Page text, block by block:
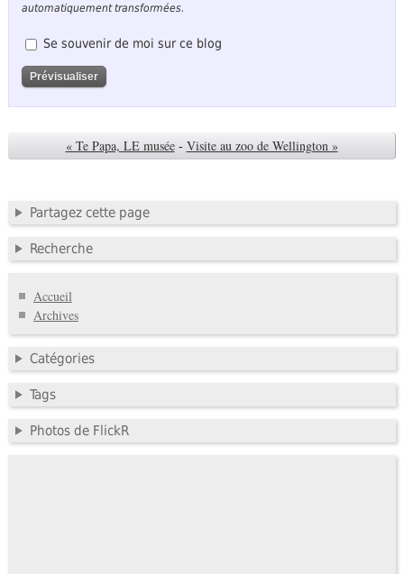
automatiquement transformées.
Se souvenir de moi sur ce blog
« Te Papa, LE musée - Visite au zoo de Wellington »
Partagez cette page
Recherche
Accueil
Archives
Catégories
Tags
Photos de FlickR